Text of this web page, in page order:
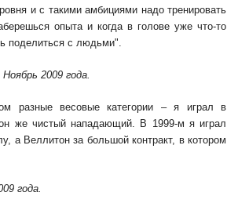
и с такими амбициями надо тренировать
опыта и когда в голове уже что-то
поделиться с людьми".
2009 года.
разные весовые категории – я играл в
же чистый нападающий. В 1999-м я играл
а Веллитон за большой контракт, в котором
года.